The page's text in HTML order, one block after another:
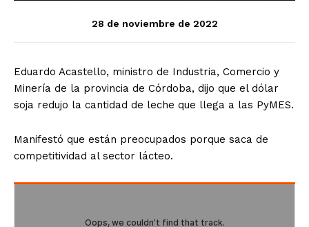
28 de noviembre de 2022
Eduardo Acastello, ministro de Industria, Comercio y
Minería de la provincia de Córdoba, dijo que el dólar
soja redujo la cantidad de leche que llega a las PyMES.
Manifestó que están preocupados porque saca de
competitividad al sector lácteo.